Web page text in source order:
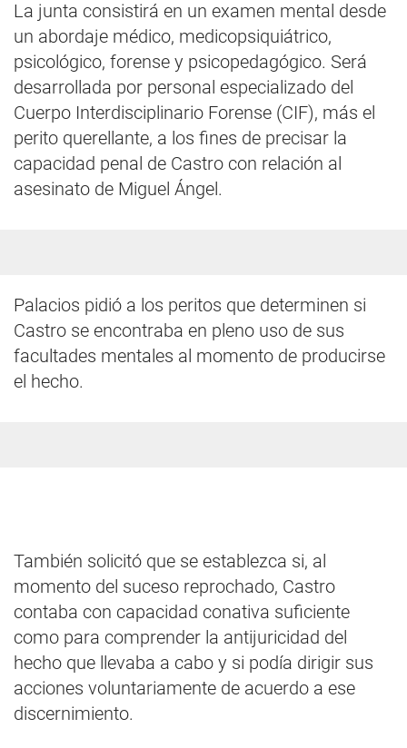
La junta consistirá en un examen mental desde
un abordaje médico, medicopsiquiátrico,
psicológico, forense y psicopedagógico. Será
desarrollada por personal especializado del
Cuerpo Interdisciplinario Forense (CIF), más el
perito querellante, a los fines de precisar la
capacidad penal de Castro con relación al
asesinato de Miguel Ángel.
Palacios pidió a los peritos que determinen si
Castro se encontraba en pleno uso de sus
facultades mentales al momento de producirse
el hecho.
También solicitó que se establezca si, al
momento del suceso reprochado, Castro
contaba con capacidad conativa suficiente
como para comprender la antijuricidad del
hecho que llevaba a cabo y si podía dirigir sus
acciones voluntariamente de acuerdo a ese
discernimiento.